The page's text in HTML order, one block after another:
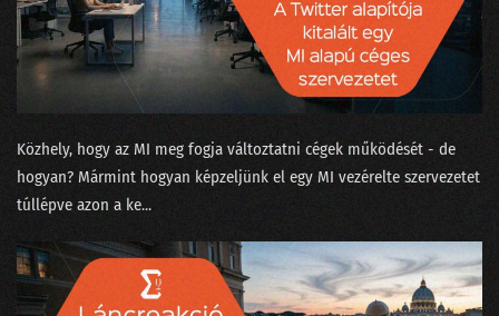
210 - Olajcsere nélkül a fekete doboz is tönremegy
208 - Covid-számok, Harari és a ChatGPT
207 - Kit ver át az emberszabású ChatGPT?
206 - Sam Altmannak izgalmas az élete
205 - Muszáj minden nagyvállalatnak bevezetni az MI-t?
204 - A hallucináció nem hallucinogén!
Közhely, hogy az MI meg fogja változtatni cégek működését - de
hogyan? Mármint hogyan képzeljünk el egy MI vezérelte szervezetet
túllépve azon a ke...